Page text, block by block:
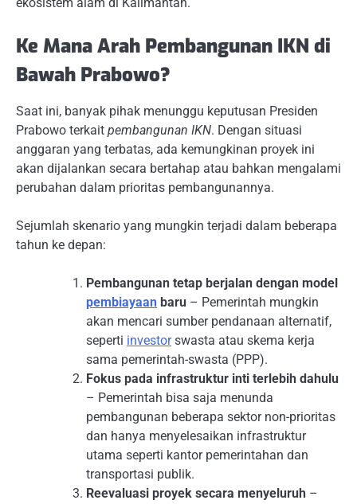
Ke Mana Arah Pembangunan IKN di
Bawah Prabowo?
Saat ini, banyak pihak menunggu keputusan Presiden
Prabowo terkait pembangunan IKN. Dengan situasi
anggaran yang terbatas, ada kemungkinan proyek ini
akan dijalankan secara bertahap atau bahkan mengalami
perubahan dalam prioritas pembangunannya.
Sejumlah skenario yang mungkin terjadi dalam beberapa
tahun ke depan:
Pembangunan tetap berjalan dengan model
pembiayaan baru – Pemerintah mungkin
akan mencari sumber pendanaan alternatif,
seperti investorswasta atau skema kerja
sama pemerintah-swasta (PPP).
Fokus pada infrastruktur inti terlebih dahulu
– Pemerintah bisa saja menunda
pembangunan beberapa sektor non-prioritas
dan hanya menyelesaikan infrastruktur
utama seperti kantor pemerintahan dan
transportasi publik.
Reevaluasi proyek secara menyeluruh –